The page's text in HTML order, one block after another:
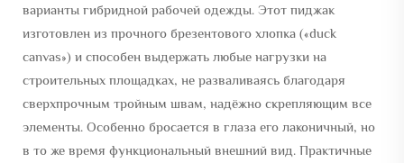
варианты гибридной рабочей одежды. Этот пиджак
изготовлен из прочного брезентового хлопка («duck
canvas») и способен выдержать любые нагрузки на
строительных площадках, не разваливаясь благодаря
сверхпрочным тройным швам, надёжно скрепляющим все
элементы. Особенно бросается в глаза его лаконичный, но
в то же время функциональный внешний вид. Практичные